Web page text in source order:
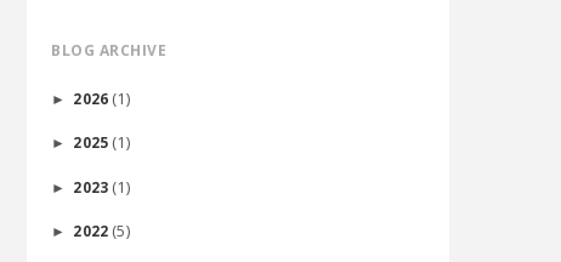
BLOG ARCHIVE
► 2026 (1)
► 2025 (1)
► 2023 (1)
► 2022 (5)